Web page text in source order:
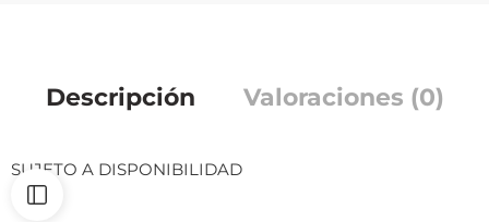
Descripción Valoraciones (0)
SUJETO A DISPONIBILIDAD